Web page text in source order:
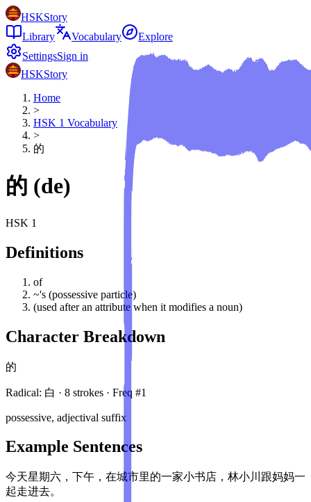
HSKStory
Library
Vocabulary
Explore
SettingsSign in
HSKStory
Home
>
HSK 1 Vocabulary
>
的
的 (de)
HSK 1
Definitions
of
~'s (possessive particle)
(used after an attribute when it modifies a noun)
Character Breakdown
的
Radical: 白 · 8 strokes · Freq #1
possessive, adjectival suffix
Example Sentences
今天星期六，下午，在城市里的一家小书店，林小川跟妈妈一
起走进去。